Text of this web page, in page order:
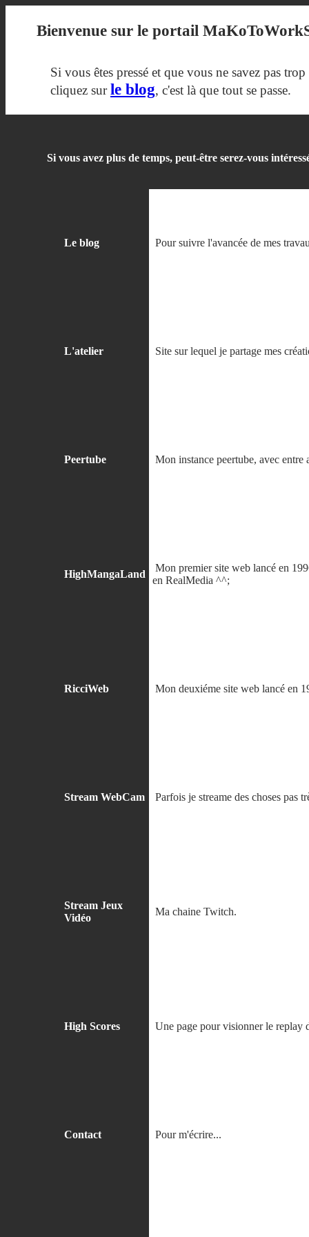
Bienvenue sur le portail
Si vous êtes pressé et que vous ne savez pas
cliquez surle blog, c'est là que tout se passe.
Si vous avez plus de temps, peut-être serez-vous
Le blog Pour suivre l'avancée de mes
L'atelier Site sur lequel je partage mes
Peertube Mon instance peertube, avec
HighMangaLand
Mon premier site web lancé en
en RealMedia ^^;
RicciWeb Mon deuxiéme site web lancé en
Stream WebCam Parfois je streame des choses pas
Stream Jeux
Vidéo
Ma chaine Twitch.
High Scores Une page pour visionner le replay
Contact Pour m'écrire...